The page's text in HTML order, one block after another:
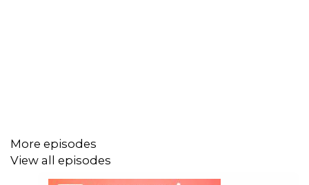
More episodes
View all episodes